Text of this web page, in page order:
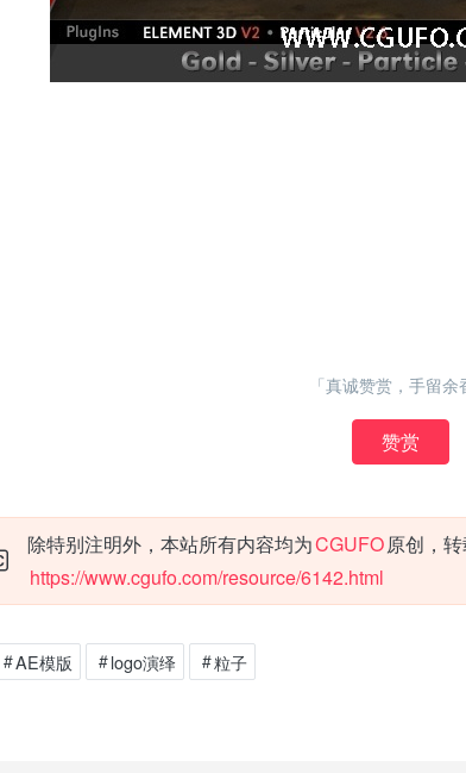
「真诚赞赏，手留余
赞赏
除特别注明外，本站所有内容均为CGUFO原创，
https://www.cgufo.com/resource/6142.html
AE模版 logo演绎 粒子